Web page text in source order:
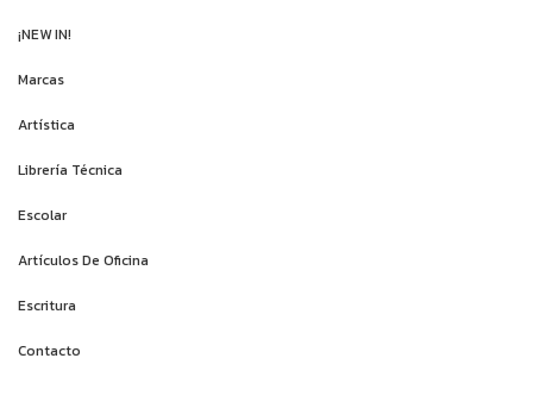
¡NEW IN!
Marcas
Artística
Librería Técnica
Escolar
Artículos De Oficina
Escritura
Contacto